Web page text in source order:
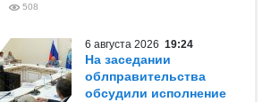
508
6 августа 2026 19:24
На заседании
облправительства
обсудили исполнение